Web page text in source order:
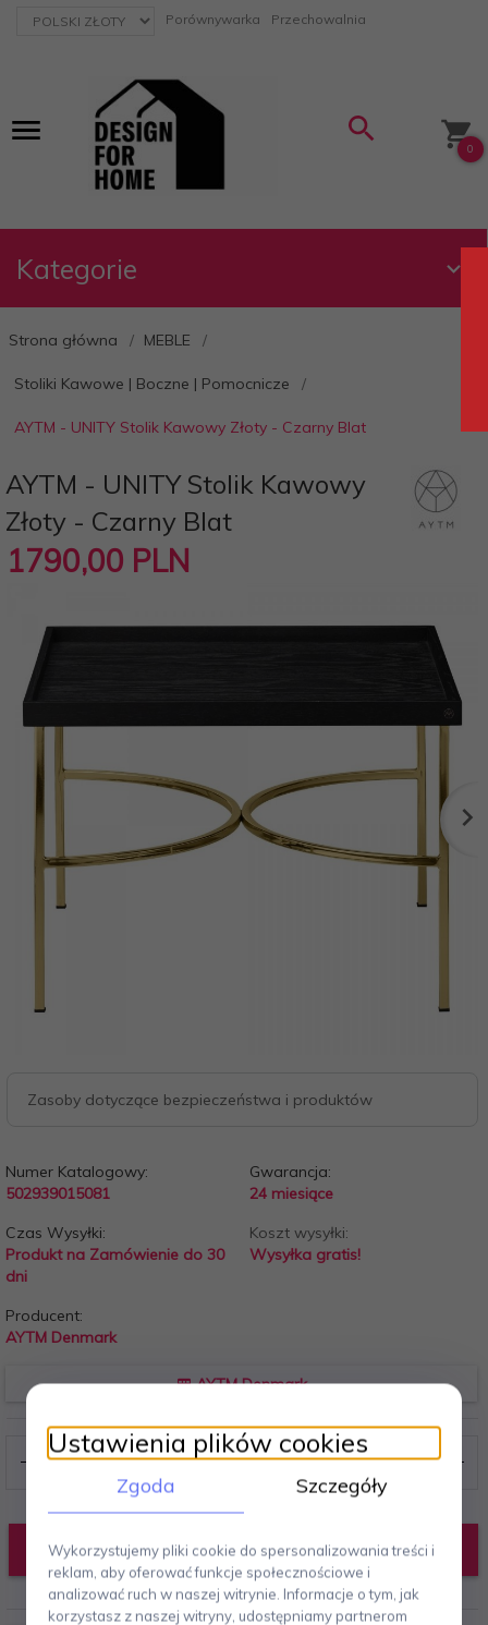
currency_h Porównywarka Przechowalnia
0
Kategorie
Strona główna MEBLE
Stoliki Kawowe | Boczne | Pomocnicze
AYTM - UNITY Stolik Kawowy Złoty - Czarny Blat
AYTM - UNITY Stolik Kawowy
Złoty - Czarny Blat
1790,00 PLN
Zasoby dotyczące bezpieczeństwa i produktów
Numer Katalogowy:
502939015081
Gwarancja:
24 miesiące
Czas Wysyłki:
Produkt na Zamówienie do 30
dni
Koszt wysyłki:
Wysyłka gratis!
Producent:
AYTM Denmark
AYTM Denmark
DODAJ DO KOSZYKA
Ustawienia plików cookies
Zgoda Szczegóły
Wykorzystujemy pliki cookie do spersonalizowania treści i
reklam, aby oferować funkcje społecznościowe i
analizować ruch w naszej witrynie. Informacje o tym, jak
korzystasz z naszej witryny, udostępniamy partnerom